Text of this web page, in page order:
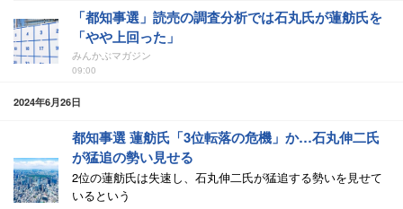
「都知事選」読売の調査分析では石丸氏が蓮舫氏を
「やや上回った」
みんかぶマガジン
09:00
2024年6月26日
都知事選 蓮舫氏「3位転落の危機」か…石丸伸二氏
が猛追の勢い見せる
2位の蓮舫氏は失速し、石丸伸二氏が猛追する勢いを見せて
いるという